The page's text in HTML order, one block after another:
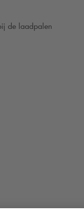
de laadpalen